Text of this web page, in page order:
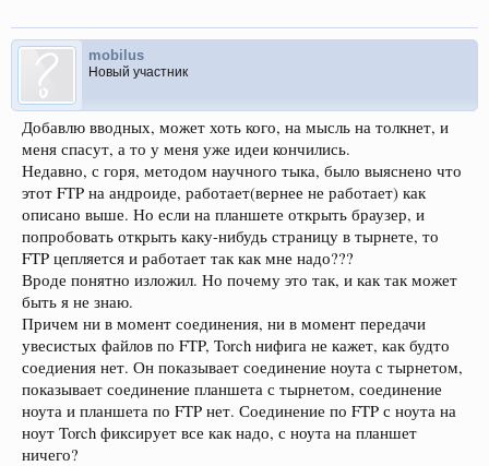
mobilus
Новый участник
Добавлю вводных, может хоть кого, на мысль на толкнет, и
меня спасут, а то у меня уже идеи кончились.
Недавно, с горя, методом научного тыка, было выяснено что
этот FTP на андроиде, работает(вернее не работает) как
описано выше. Но если на планшете открыть браузер, и
попробовать открыть каку-нибудь страницу в тырнете, то
FTP цепляется и работает так как мне надо???
Вроде понятно изложил. Но почему это так, и как так может
быть я не знаю.
Причем ни в момент соединения, ни в момент передачи
увесистых файлов по FTP, Torch нифига не кажет, как будто
соедиения нет. Он показывает соединение ноута с тырнетом,
показывает соединение планшета с тырнетом, соединение
ноута и планшета по FTP нет. Соединение по FTP с ноута на
ноут Torch фиксирует все как надо, с ноута на планшет
ничего?